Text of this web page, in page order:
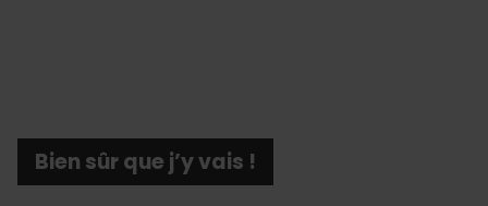
Bien sûr que j’y vais !